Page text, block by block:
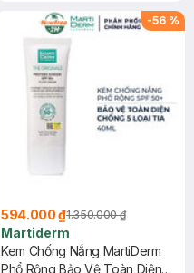
-56 %
594.000 ₫1.350.000 ₫
Martiderm
Kem Chống Nắng MartiDerm
Phổ Rộng Bảo Vệ Toàn Diện